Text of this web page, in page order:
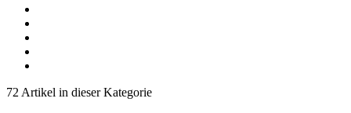
72 Artikel in dieser Kategorie